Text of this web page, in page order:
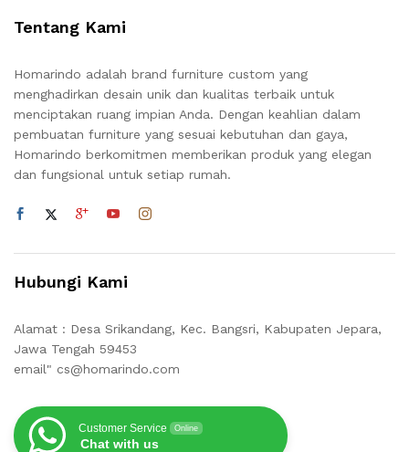
Tentang Kami
Homarindo adalah brand furniture custom yang
menghadirkan desain unik dan kualitas terbaik untuk
menciptakan ruang impian Anda. Dengan keahlian dalam
pembuatan furniture yang sesuai kebutuhan dan gaya,
Homarindo berkomitmen memberikan produk yang elegan
dan fungsional untuk setiap rumah.
Hubungi Kami
Alamat : Desa Srikandang, Kec. Bangsri, Kabupaten Jepara,
Jawa Tengah 59453
email" cs@homarindo.com
Customer Service Online
Chat with us